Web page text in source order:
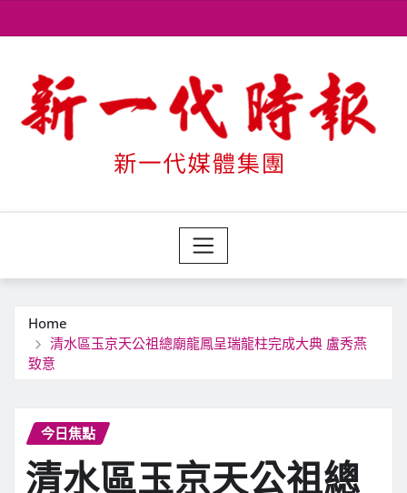
to
Home
清水區玉京天公祖總廟龍鳳呈瑞龍柱完成大典 盧秀燕
致意
今日焦點
清水區玉京天公祖總